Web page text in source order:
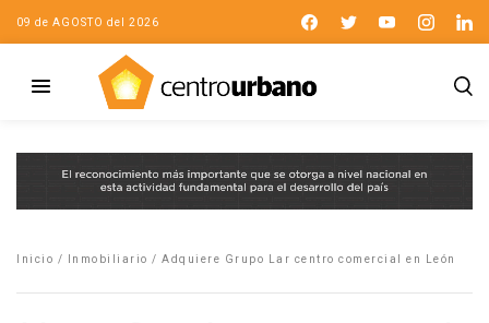
09 de AGOSTO del 2026
Inicio / Inmobiliario / Adquiere Grupo Lar centro comercial en León